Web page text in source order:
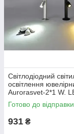
Світлодіодний
освітлення
Aurorasvet-2*1 W.
освітлення.4000 K
Готово до відправки
931 ₴